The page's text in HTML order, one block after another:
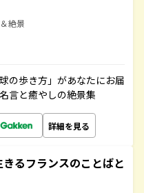
絶景
の歩き方」があなたにお届
言と癒やしの絶景集
詳細を見る
るフランスのことばと